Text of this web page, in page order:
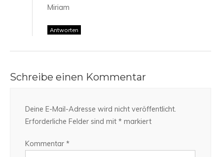
Miriam
Antworten
Schreibe einen Kommentar
Deine E-Mail-Adresse wird nicht veröffentlicht.
Erforderliche Felder sind mit * markiert
Kommentar *